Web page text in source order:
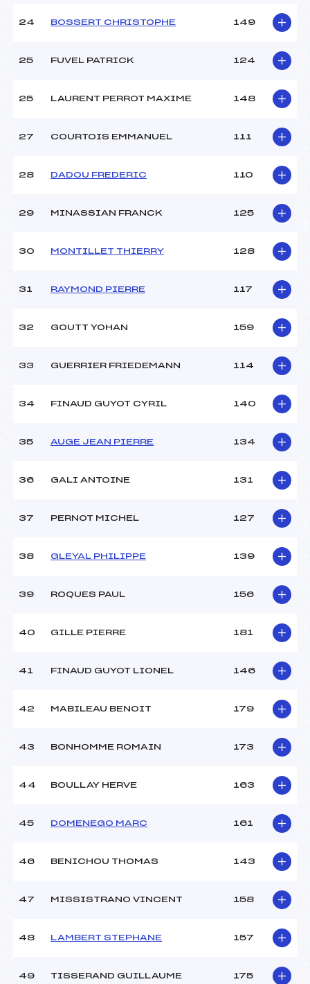
24 BOSSERT CHRISTOPHE 149
25 FUVEL PATRICK 124
25 LAURENT PERROT MAXIME 148
27 COURTOIS EMMANUEL 111
28 DADOU FREDERIC 110
29 MINASSIAN FRANCK 125
30 MONTILLET THIERRY 128
31 RAYMOND PIERRE 117
32 GOUTT YOHAN 159
33 GUERRIER FRIEDEMANN 114
34 FINAUD GUYOT CYRIL 140
35 AUGE JEAN PIERRE 134
36 GALI ANTOINE 131
37 PERNOT MICHEL 127
38 GLEYAL PHILIPPE 139
39 ROQUES PAUL 156
40 GILLE PIERRE 181
41 FINAUD GUYOT LIONEL 146
42 MABILEAU BENOIT 179
43 BONHOMME ROMAIN 173
44 BOULLAY HERVE 163
45 DOMENEGO MARC 161
46 BENICHOU THOMAS 143
47 MISSISTRANO VINCENT 158
48 LAMBERT STEPHANE 157
49 TISSERAND GUILLAUME 175